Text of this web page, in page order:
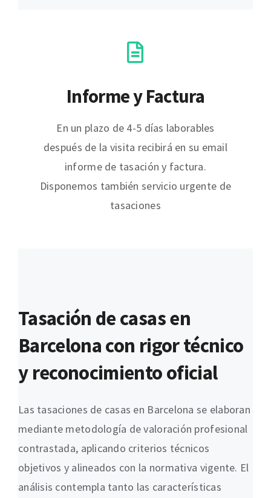
Informe y Factura
En un plazo de 4-5 días laborables
después de la visita recibirá en su email
informe de tasación y factura.
Disponemos también servicio urgente de
tasaciones
Tasación de casas en
Barcelona con rigor técnico
y reconocimiento oficial
Las tasaciones de casas en Barcelona se elaboran
mediante metodología de valoración profesional
contrastada, aplicando criterios técnicos
objetivos y alineados con la normativa vigente. El
análisis contempla tanto las características